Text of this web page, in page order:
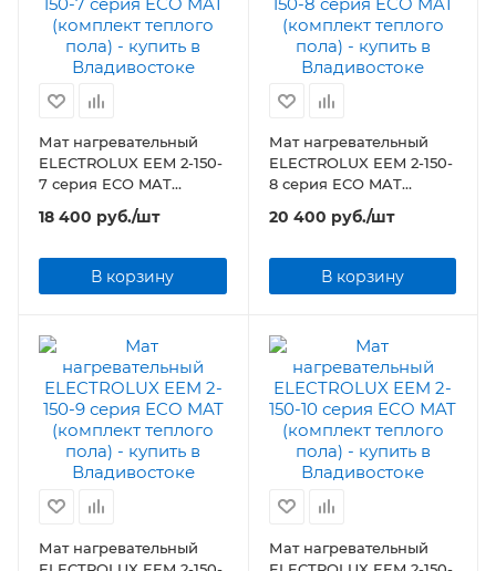
Мат нагревательный
ELECTROLUX EEM 2-150-
7 серия ECO MAT
(комплект теплого пола)
18 400 руб./шт
В корзину
Мат нагревательный
ELECTROLUX EEM 2-150-
8 серия ECO MAT
(комплект теплого пола)
20 400 руб./шт
В корзину
Мат нагревательный
Мат нагревательный